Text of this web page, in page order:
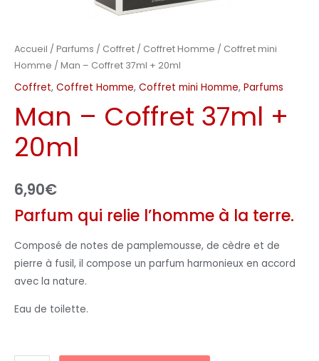
Accueil / Parfums / Coffret / Coffret Homme / Coffret mini
Homme / Man – Coffret 37ml + 20ml
Coffret, Coffret Homme, Coffret mini Homme, Parfums
Man – Coffret 37ml +
20ml
6,90€
Parfum qui relie l’homme à la terre.
Composé de notes de pamplemousse, de cèdre et de
pierre à fusil, il compose un parfum harmonieux en accord
avec la nature.
Eau de toilette.